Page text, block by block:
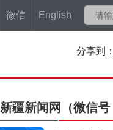
微信 English
分享到：
新疆新闻网 （微信